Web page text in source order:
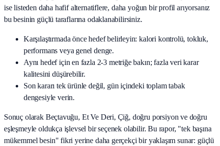
ise listeden daha hafif alternatiflere, daha yoğun bir profil arıyorsanız
bu besinin güçlü taraflarına odaklanabilirsiniz.
Karşılaştırmada önce hedef belirleyin: kalori kontrolü, tokluk,
performans veya genel denge.
Aynı hedef için en fazla 2-3 metriğe bakın; fazla veri karar
kalitesini düşürebilir.
Son kararı tek ürünle değil, gün içindeki toplam tabak
dengesiyle verin.
Sonuç olarak Beçtavuğu, Et Ve Deri, Çiğ, doğru porsiyon ve doğru
eşleşmeyle oldukça işlevsel bir seçenek olabilir. Bu rapor, "tek başına
mükemmel besin" fikri yerine daha gerçekçi bir yaklaşım sunar: güçlü